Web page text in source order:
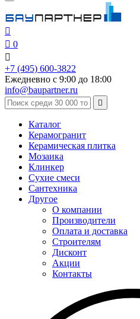

 0

+7 (495) 600-3822
Ежедневно с 9:00 до 18:00
info@baupartner.ru

Каталог
Керамогранит
Керамическая плитка
Мозаика
Клинкер
Сухие смеси
Сантехника
Другое
О компании
Производители
Оплата и доставка
Строителям
Дисконт
Акции
Контакты